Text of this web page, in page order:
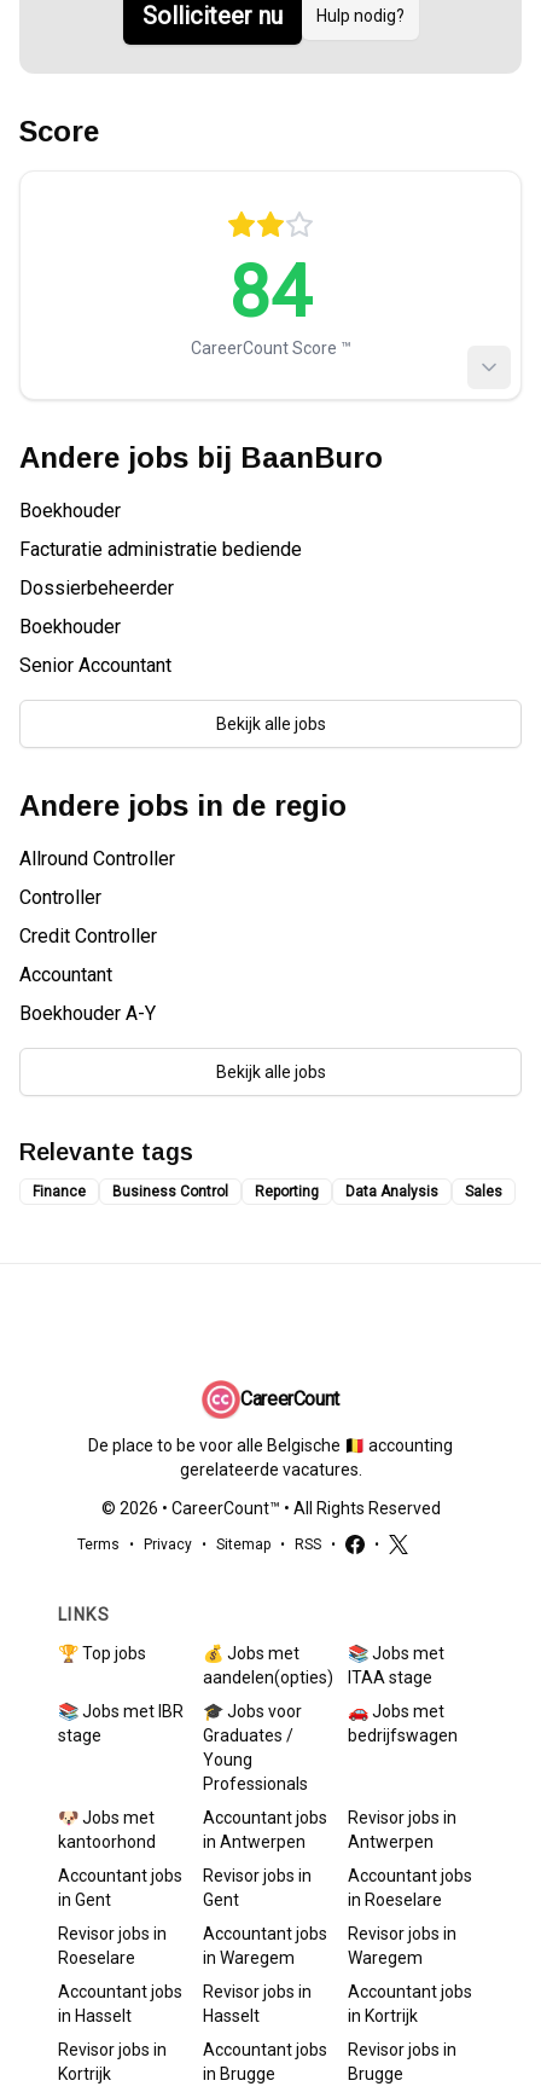
Solliciteer nu Hulp nodig?
Score
84
CareerCount Score ™️
Andere jobs bij BaanBuro
Boekhouder
Facturatie administratie bediende
Dossierbeheerder
Boekhouder
Senior Accountant
Bekijk alle jobs
Andere jobs in de regio
Allround Controller
Controller
Credit Controller
Accountant
Boekhouder A-Y
Bekijk alle jobs
Relevante tags
Finance Business Control Reporting Data Analysis Sales
CareerCount
De place to be voor alle Belgische 🇧🇪 accounting
gerelateerde vacatures.
© 2026 • CareerCount™ • All Rights Reserved
Terms • Privacy • Sitemap • RSS • •
LINKS
🏆 Top jobs
💰 Jobs met
aandelen(opties)
📚 Jobs met
ITAA stage
📚 Jobs met IBR
stage
🎓 Jobs voor
Graduates /
Young
Professionals
🚗 Jobs met
bedrijfswagen
🐶 Jobs met
kantoorhond
Accountantjobs
in Antwerpen
Revisorjobs in
Antwerpen
Accountantjobs
in Gent
Revisorjobs in
Gent
Accountantjobs
in Roeselare
Revisorjobs in
Roeselare
Accountantjobs
in Waregem
Revisorjobs in
Waregem
Accountantjobs
in Hasselt
Revisorjobs in
Hasselt
Accountantjobs
in Kortrijk
Revisorjobs in
Kortrijk
Accountantjobs
in Brugge
Revisorjobs in
Brugge